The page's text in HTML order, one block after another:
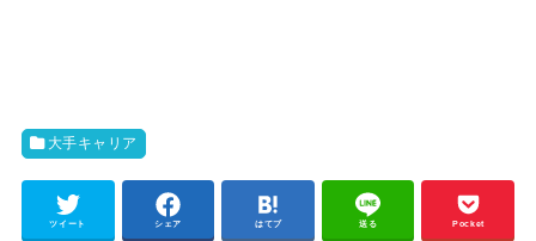
大手キャリア
ツイート シェア はてブ 送る Pocket